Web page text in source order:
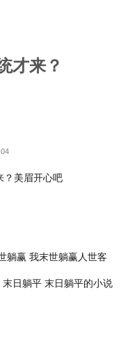
才来？
？美眉开心吧
躺赢 我末世躺赢人世客
末日躺平 末日躺平的小说